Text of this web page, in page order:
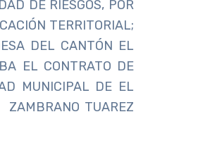
DE RIESGOS, POR
TERRITORIAL;
DEL CANTÓN EL
EL CONTRATO DE
MUNICIPAL DE EL
ZAMBRANO TUAREZ